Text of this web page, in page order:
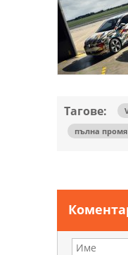
Тагове:
пълна